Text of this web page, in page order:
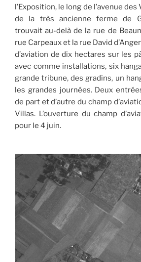
l’Exposition, le long de l’avenue
de la très ancienne ferme de
trouvait au-delà de la rue de
rue Carpeaux et la rue David
d’aviation de dix hectares sur les
avec comme installations, six
grande tribune, des gradins, un
les grandes journées. Deux
de part et d’autre du champ
Villas. L’ouverture du champ
pour le 4 juin.